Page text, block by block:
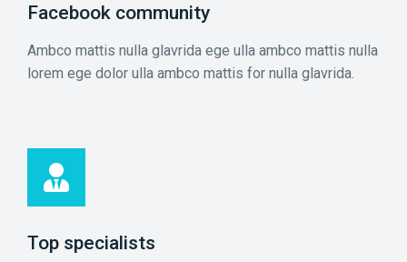
Facebook community
Ambco mattis nulla glavrida ege ulla ambco mattis nulla
lorem ege dolor ulla ambco mattis for nulla glavrida.
Top specialists​